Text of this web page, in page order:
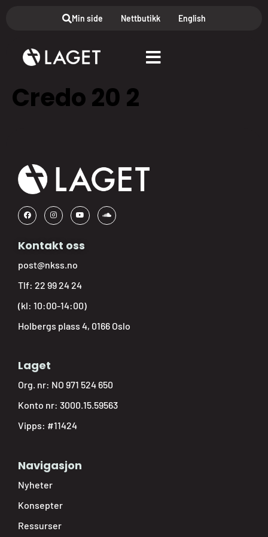
Min side Nettbutikk English
Credo 20 2
Kontakt oss
post@nkss.no
Tlf: 22 99 24 24
(kl: 10:00-14:00)
Holbergs plass 4, 0166 Oslo
Laget
Org. nr: NO 971 524 650
Konto nr: 3000.15.59563
Vipps: #11424
Navigasjon
Nyheter
Konsepter
Ressurser